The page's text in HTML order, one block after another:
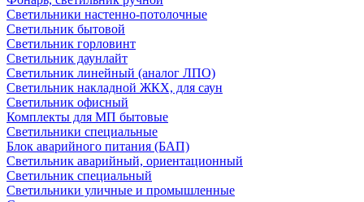
Светильники настенно-потолочные
Светильник бытовой
Светильник горловинт
Светильник даунлайт
Светильник линейный (аналог ЛПО)
Светильник накладной ЖКХ, для саун
Светильник офисный
Комплекты для МП бытовые
Светильники специальные
Блок аварийного питания (БАП)
Светильник аварийный, ориентационный
Светильник специальный
Светильники уличные и промышленные